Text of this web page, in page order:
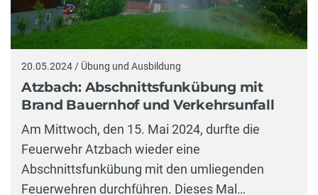
20.05.2024 / Übung und Ausbildung
Atzbach: Abschnittsfunkübung mit
Brand Bauernhof und Verkehrsunfall
Am Mittwoch, den 15. Mai 2024, durfte die
Feuerwehr Atzbach wieder eine
Abschnittsfunkübung mit den umliegenden
Feuerwehren durchführen. Dieses Mal…